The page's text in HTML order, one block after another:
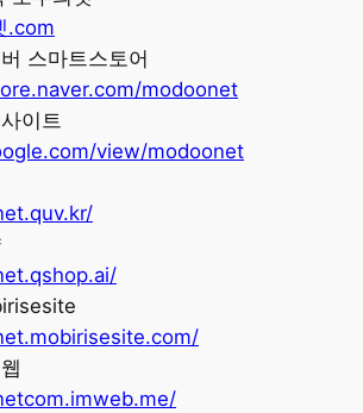
.com
스마트스토어
modoonet
이트
view/modoonet